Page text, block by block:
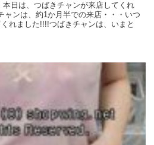
日は、つばきチャンが来店してくれ
ャンは、約1か月半での来店・・・いつ
れました!!!!つばきチャンは、いまと